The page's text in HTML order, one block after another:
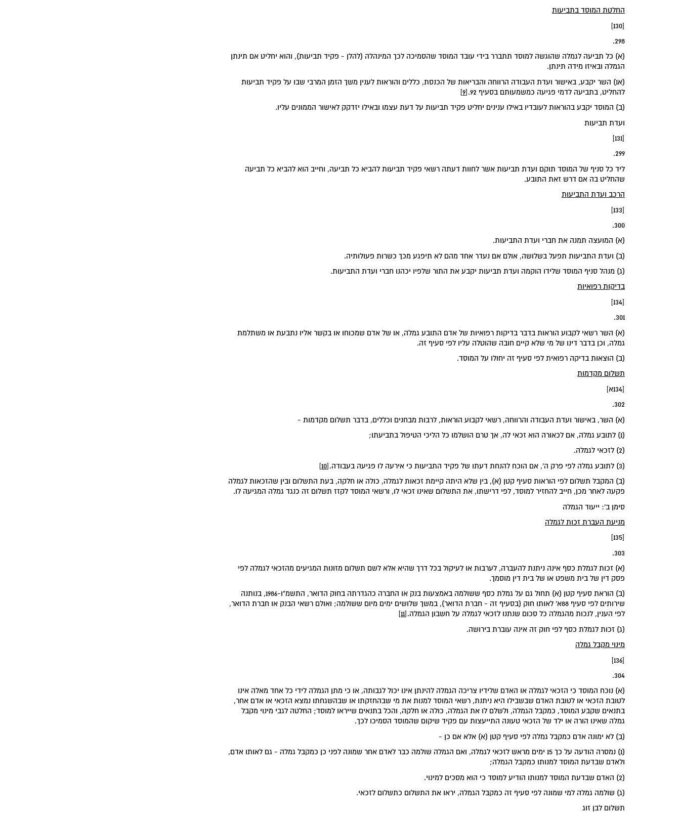
‏החלטת המוסד בתביעות‏
[130]
298.
(א) כל תביעה לגמלה שהוגשה למוסד תתברר בידי עובד המוסד שהסמיכה לכך המינהלה (להלן - פקיד תביעות), והוא יחליט אם תינתן
הגמלה ובאיזו מידה תינתן.
(א1) השר יקבע, באישור ועדת העבודה הרווחה והבריאות של הכנסת, כללים והוראות לענין משך הזמן המרבי שבו על פקיד תביעות
להחליט, בתביעה לדמי פגיעה כמשמעותם בסעיף 92.
[9]
(ב) המוסד יקבע בהוראות לעובדיו באילו ענינים יחליט פקיד תביעות על דעת עצמו ובאילו יזדקק לאישור הממונים עליו.
‏ועדת תביעות‏
[131]
299.
ליד כל סניף של המוסד תוקם ועדת תביעות אשר לחוות דעתה רשאי פקיד תביעות להביא כל תביעה, וחייב הוא להביא כל תביעה
שהחליט בה אם דרש זאת התובע.
‏הרכב ועדת התביעות‏
[133]
300.
(א) המועצה תמנה את חברי ועדת התביעות.
(ב) ועדת התביעות תפעל בשלושה, אולם אם נעדר אחד מהם לא תיפגע מכך כשרות פעולותיה.
(ג) מנהל סניף המוסד שלידו הוקמה ועדת תביעות יקבע את התור שלפיו יכהנו חברי ועדת התביעות.
‏בדיקות רפואיות‏
[134]
301.
(א) השר רשאי לקבוע הוראות בדבר בדיקות רפואיות של אדם התובע גמלה, או של אדם שמכוחו או בקשר אליו נתבעת או משתלמת
גמלה, וכן בדבר דינו של מי שלא קיים חובה שהוטלה עליו לפי סעיף זה.
(ב) הוצאות בדיקה רפואית לפי סעיף זה יחולו על המוסד.
‏תשלום מקדמות‏
[134א]
302.
(א) השר, באישור ועדת העבודה והרווחה, רשאי לקבוע הוראות, לרבות מבחנים וכללים, בדבר תשלום מקדמות -
(1) לתובע גמלה, אם לכאורה הוא זכאי לה, אך טרם הושלמו כל הליכי הטיפול בתביעתו;
(2) לזכאי לגמלה.
(3) לתובע גמלה לפי פרק ה', אם הוכח להנחת דעתו של פקיד התביעות כי אירעה לו פגיעה בעבודה.
[10]
(ב) המקבל תשלום לפי הוראות סעיף קטן (א), בין שלא היתה קיימת זכאות לגמלה, כולה או חלקה, בעת התשלום ובין שהזכאות לגמלה
פקעה לאחר מכן, חייב להחזיר למוסד, לפי דרישתו, את התשלום שאינו זכאי לו, ורשאי המוסד לקזז תשלום זה כנגד גמלה המגיעה לו.
‏סימן ב': ייעוד הגמלה‏
‏מניעת העברת זכות לגמלה‏
[135]
303.
(א) זכות לגמלת כסף אינה ניתנת להעברה, לערבות או לעיקול בכל דרך שהיא אלא לשם תשלום מזונות המגיעים מהזכאי לגמלה לפי
פסק דין של בית משפט או של בית דין מוסמך.
(ב) הוראת סעיף קטן (א) תחול גם על גמלת כסף ששולמה באמצעות בנק או החברה כהגדרתה בחוק הדואר, התשמ"ו-1986, בנותנה
שירותים לפי סעיף 88א' לאותו חוק (בסעיף זה - חברת הדואר), במשך שלושים ימים מיום ששולמה; ואולם רשאי הבנק או חברת הדואר,
לפי הענין, לנכות מהגמלה כל סכום שנתנו לזכאי לגמלה על חשבון הגמלה. [11]
(ג) זכות לגמלת כסף לפי חוק זה אינה עוברת בירושה.
‏מינוי מקבל גמלה‏
[136]
304.
(א) נוכח המוסד כי הזכאי לגמלה או האדם שלידיו צריכה הגמלה להינתן אינו יכול לגבותה, או כי מתן הגמלה לידי כל אחד מאלה אינו
לטובת הזכאי או לטובת האדם שבשבילו היא ניתנת, רשאי המוסד למנות את מי שבהחזקתו או שבהשגחתו נמצא הזכאי או אדם אחר,
בתנאים שקבע המוסד, כמקבל הגמלה, ולשלם לו את הגמלה, כולה או חלקה, והכל בתנאים שייראו למוסד; החלטה לגבי מינוי מקבל
גמלה שאינו הורה או ילד של הזכאי טעונה התייעצות עם פקיד שיקום שהמוסד הסמיכו לכך.
(ב) לא ימונה אדם כמקבל גמלה לפי סעיף קטן (א) אלא אם כן -
(1) נמסרה הודעה על כך 15 ימים מראש לזכאי לגמלה, ואם הגמלה שולמה כבר לאדם אחר שמונה לפני כן כמקבל גמלה - גם לאותו אדם,
ולאדם שבדעת המוסד למנותו כמקבל הגמלה;
(2) האדם שבדעת המוסד למנותו הודיע למוסד כי הוא מסכים למינוי.
(ג) שולמה גמלה למי שמונה לפי סעיף זה כמקבל הגמלה, יראו את התשלום כתשלום לזכאי.
‏תשלום לבן זוג‏